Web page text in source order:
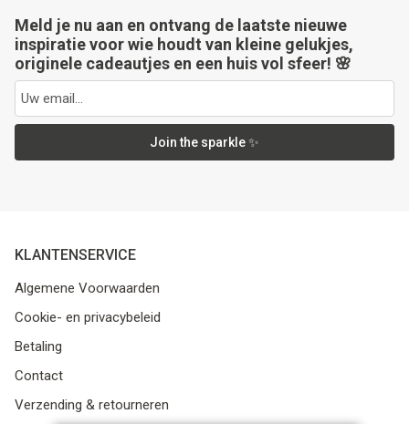
Meld je nu aan en ontvang de laatste nieuwe
inspiratie voor wie houdt van kleine gelukjes,
originele cadeautjes en een huis vol sfeer! 🌸
Join the sparkle ✨
KLANTENSERVICE
Algemene Voorwaarden
Cookie- en privacybeleid
Betaling
Contact
Verzending & retourneren